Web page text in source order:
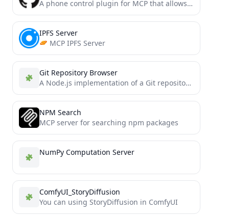
A phone control plugin for MCP that allows you to control your Android phone through ADB commands to...
IPFS Server
MCP IPFS Server
Git Repository Browser
A Node.js implementation of a Git repository browser using the Model Context Protocol (MCP)
NPM Search
MCP server for searching npm packages
NumPy Computation Server
ComfyUI_StoryDiffusion
You can using StoryDiffusion in ComfyUI